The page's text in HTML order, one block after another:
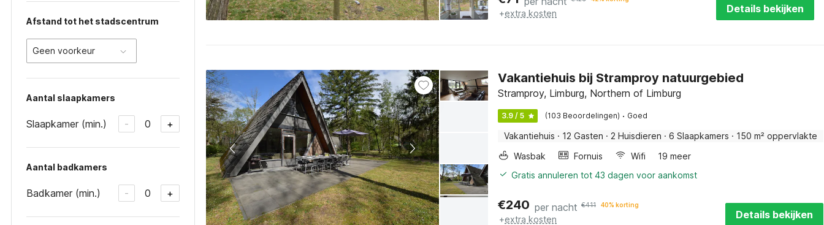
Afstand tot het stadscentrum
Geen voorkeur
Aantal slaapkamers
Slaapkamer (min.) - 0 +
Aantal badkamers
Badkamer (min.) - 0 +
+extra kosten Details bekijken
Vakantiehuis bij Stramproy natuurgebied
Stramproy, Limburg, Northern of Limburg
3.9 / 5 (103 Beoordelingen) · Goed
Vakantiehuis · 12 Gasten · 2 Huisdieren · 6 Slaapkamers · 150 m² oppervlakte
Wasbak
Fornuis Wifi
19 meer
Gratis annuleren tot 43 dagen voor aankomst
€240 per nacht €411 40% korting
+extra kosten Details bekijken